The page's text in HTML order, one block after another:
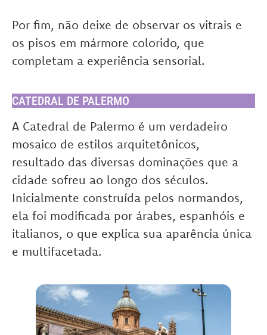
Por fim, não deixe de observar os vitrais e
os pisos em mármore colorido, que
completam a experiência sensorial.
CATEDRAL DE PALERMO
A Catedral de Palermo é um verdadeiro
mosaico de estilos arquitetônicos,
resultado das diversas dominações que a
cidade sofreu ao longo dos séculos.
Inicialmente construída pelos normandos,
ela foi modificada por árabes, espanhóis e
italianos, o que explica sua aparência única
e multifacetada.